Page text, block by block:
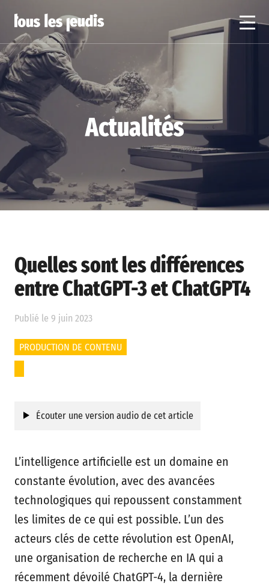
Actualités
Quelles sont les différences
entre ChatGPT-3 et ChatGPT4
Publié le 9 juin 2023
PRODUCTION DE CONTENU
Écouter une version audio de cet article
L’intelligence artificielle est un domaine en
constante évolution, avec des avancées
technologiques qui repoussent constamment
les limites de ce qui est possible. L’un des
acteurs clés de cette révolution est OpenAI,
une organisation de recherche en IA qui a
récemment dévoilé ChatGPT-4, la dernière